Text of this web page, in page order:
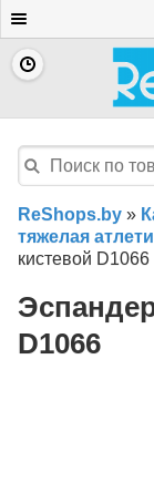
ReShops.by »
тяжелая
кистевой D1066
D1066